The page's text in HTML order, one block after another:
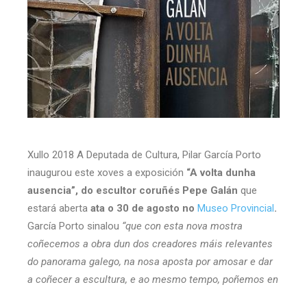
Xullo 2018 A Deputada de Cultura, Pilar García Porto
inaugurou este xoves a exposición “A volta dunha
ausencia”, do escultor coruñés Pepe Galán que
estará aberta ata o 30 de agosto no Museo Provincial.
García Porto sinalou “que con esta nova mostra
coñecemos a obra dun dos creadores máis relevantes
do panorama galego, na nosa aposta por amosar e dar
a coñecer a escultura, e ao mesmo tempo, poñemos en